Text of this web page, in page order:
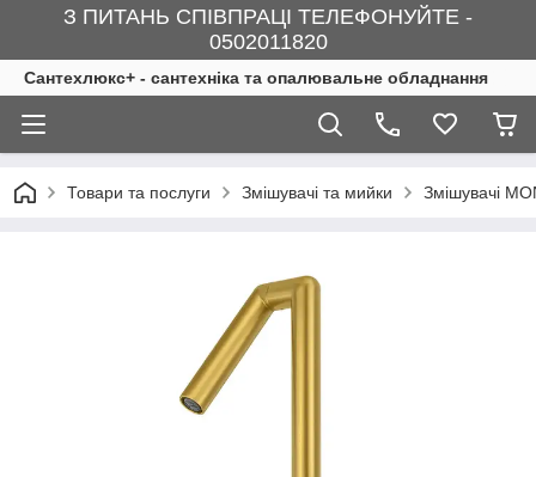
З ПИТАНЬ СПІВПРАЦІ ТЕЛЕФОНУЙТЕ -
0502011820
Сантехлюкс+ - сантехніка та опалювальне обладнання
Товари та послуги Змішувачі та мийки Змішувачі